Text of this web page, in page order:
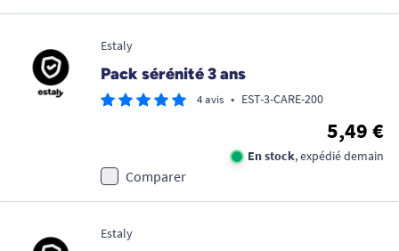
Estaly
Pack sérénité 3 ans
4 avis • EST-3-CARE-200
5,49 €
En stock, expédié demain
Comparer
Estaly